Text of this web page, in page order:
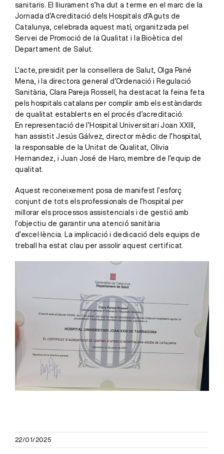
sanitaris. El lliurament s’ha dut a terme en el marc de la
Jornada d’Acreditació dels Hospitals d’Aguts de
Catalunya, celebrada aquest matí, organitzada pel
Servei de Promoció de la Qualitat i la Bioètica del
Departament de Salut.
L’acte, presidit per la consellera de Salut, Olga Pané
Mena, i la directora general d’Ordenació i Regulació
Sanitària, Clara Pareja Rossell, ha destacat la feina feta
pels hospitals catalans per complir amb els estàndards
de qualitat establerts en el procés d’acreditació.
En representació de l’Hospital Universitari Joan XXIII,
han assistit Jesús Gálvez, director mèdic de l’hospital,
la responsable de la Unitat de Qualitat, Olivia
Hernandez, i Juan José de Haro, membre de l’equip de
qualitat.
Aquest reconeixement posa de manifest l’esforç
conjunt de tots els professionals de l’hospital per
millorar els processos assistencials i de gestió amb
l’objectiu de garantir una atenció sanitària
d’excel·lència. La implicació i dedicació dels equips de
treball ha estat clau per assolir aquest certificat.
22/01/2025